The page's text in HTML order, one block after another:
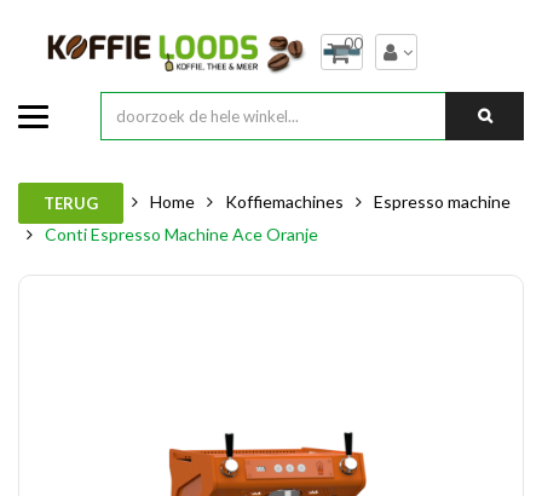
00
TERUG Home Koffiemachines
Espresso machine
Conti Espresso Machine Ace Oranje